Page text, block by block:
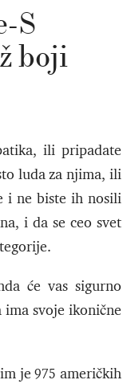
S
boji
ili pripadate
luda za njima, ili
i ne biste ih nosili
i da se ceo svet
će vas sigurno
ima svoje ikonične
je 975 američkih